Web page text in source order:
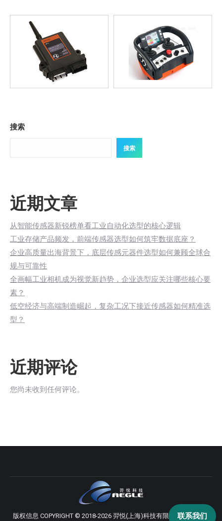
搜索
搜索
近期文章
从智能传感器新锐榜单看工业自动化选型的核心逻辑
工业存储产品频发，前端传感器选型如何筑牢数据底座？
企业高质量出海背景下，底层传感元器件选型如何兼顾全球合
规与可靠性
全画幅工业相机成为视觉新趋势，企业选型应关注哪些核心要
素？
低空经济与高端制造崛起，复杂工况下接近传感器如何精准选
型？
近期评论
您尚未收到任何评论。
版权信息 COPYRIGHT © 2018-2026 羿悦(上海)科技有限公司 版权所有
联系我们